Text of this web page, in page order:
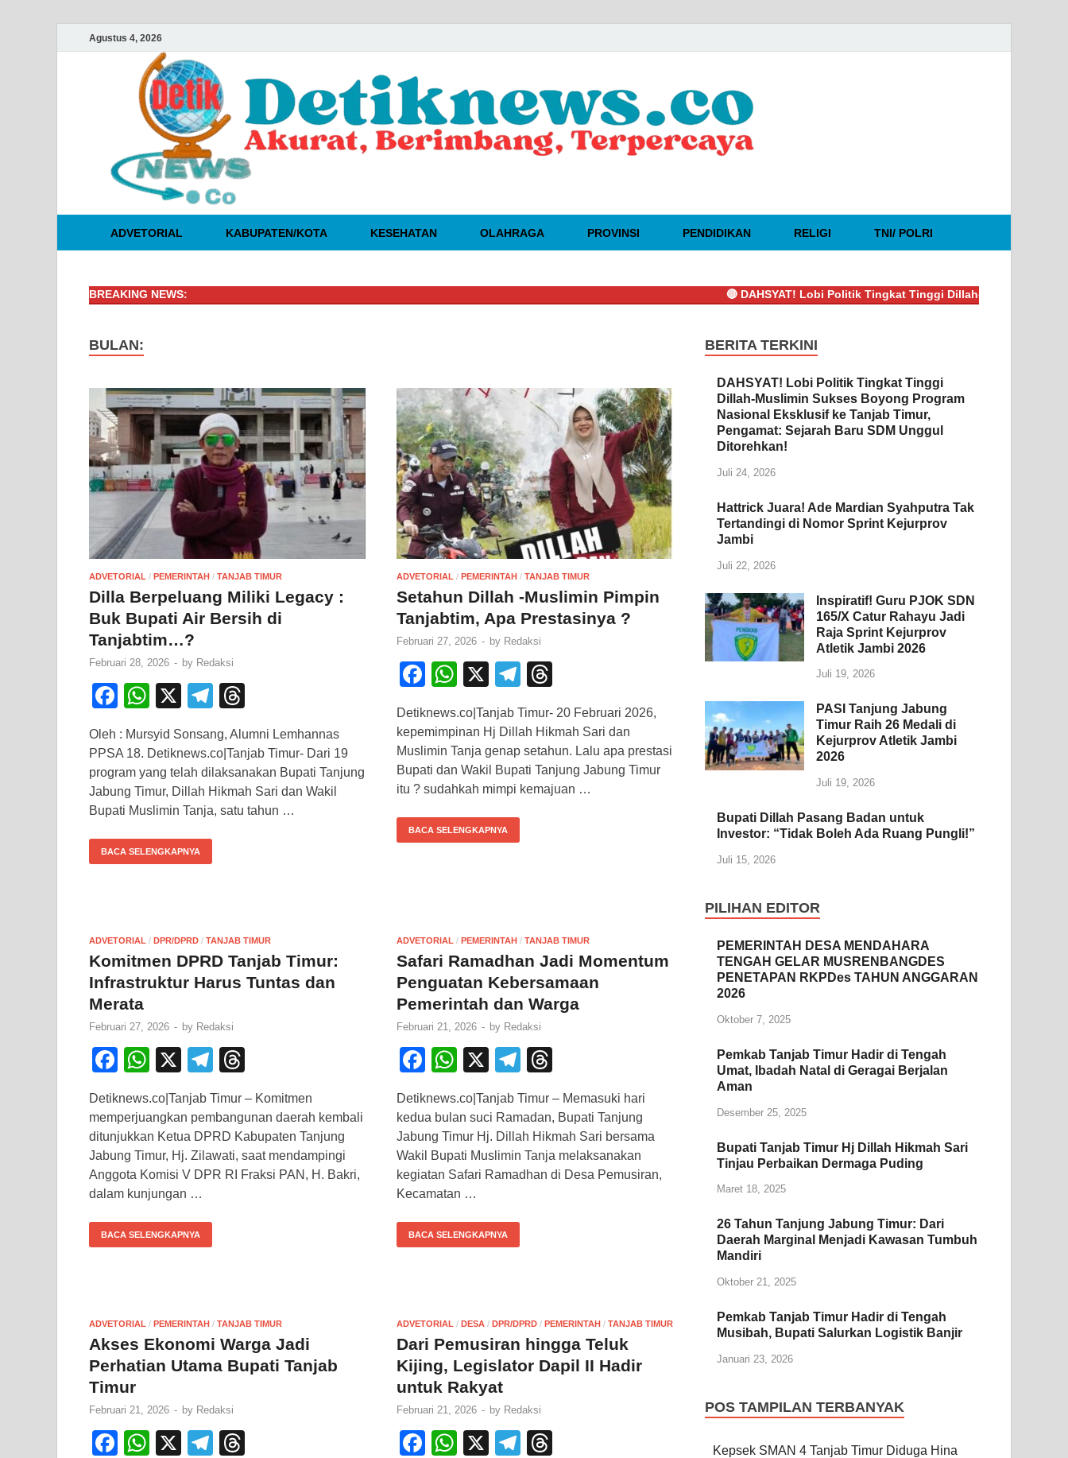
Agustus 4, 2026
ADVETORIAL KABUPATEN/KOTA KESEHATAN OLAHRAGA PROVINSI PENDIDIKAN RELIGI TNI/ POLRI
BREAKING NEWS: DAHSYAT! Lobi Politik Tingkat Tinggi Dillah-Muslimin Sukses
BULAN:
ADVETORIAL / PEMERINTAH / TANJAB TIMUR
Dilla Berpeluang Miliki Legacy :
Buk Bupati Air Bersih di
Tanjabtim…?
Februari 28, 2026 - by Redaksi
F
c
e
b
o
o
k
W
at
s
A
p
p
X
T
e
gr
a
m
e
a
d
s
Oleh : Mursyid Sonsang, Alumni Lemhannas
PPSA 18. Detiknews.co|Tanjab Timur- Dari 19
program yang telah dilaksanakan Bupati Tanjung
Jabung Timur, Dillah Hikmah Sari dan Wakil
Bupati Muslimin Tanja, satu tahun …
BACA SELENGKAPNYA
ADVETORIAL / PEMERINTAH / TANJAB TIMUR
Setahun Dillah -Muslimin Pimpin
Tanjabtim, Apa Prestasinya ?
Februari 27, 2026 - by Redaksi
F
c
e
b
o
o
k
W
at
s
A
p
p
X
T
e
gr
a
m
e
a
d
s
Detiknews.co|Tanjab Timur- 20 Februari 2026,
kepemimpinan Hj Dillah Hikmah Sari dan
Muslimin Tanja genap setahun. Lalu apa prestasi
Bupati dan Wakil Bupati Tanjung Jabung Timur
itu ? sudahkah mimpi kemajuan …
BACA SELENGKAPNYA
ADVETORIAL / DPR/DPRD / TANJAB TIMUR
Komitmen DPRD Tanjab Timur:
Infrastruktur Harus Tuntas dan
Merata
Februari 27, 2026 - by Redaksi
F
c
e
b
o
k
W
at
s
A
p
X
T
e
gr
a
m
e
a
d
s
Detiknews.co|Tanjab Timur – Komitmen
memperjuangkan pembangunan daerah kembali
ditunjukkan Ketua DPRD Kabupaten Tanjung
Jabung Timur, Hj. Zilawati, saat mendampingi
Anggota Komisi V DPR RI Fraksi PAN, H. Bakri,
dalam kunjungan …
BACA SELENGKAPNYA
ADVETORIAL / PEMERINTAH / TANJAB TIMUR
Safari Ramadhan Jadi Momentum
Penguatan Kebersamaan
Pemerintah dan Warga
Februari 21, 2026 - by Redaksi
F
c
e
b
o
k
W
at
s
A
p
X
T
e
gr
a
m
e
a
d
s
Detiknews.co|Tanjab Timur – Memasuki hari
kedua bulan suci Ramadan, Bupati Tanjung
Jabung Timur Hj. Dillah Hikmah Sari bersama
Wakil Bupati Muslimin Tanja melaksanakan
kegiatan Safari Ramadhan di Desa Pemusiran,
Kecamatan …
BACA SELENGKAPNYA
ADVETORIAL / PEMERINTAH / TANJAB TIMUR
Akses Ekonomi Warga Jadi
Perhatian Utama Bupati Tanjab
Timur
Februari 21, 2026 - by Redaksi
F
W
X
T
ADVETORIAL / DESA / DPR/DPRD / PEMERINTAH / TANJAB TIMUR
Dari Pemusiran hingga Teluk
Kijing, Legislator Dapil II Hadir
untuk Rakyat
Februari 21, 2026 - by Redaksi
F
W
X
T
BERITA TERKINI
DAHSYAT! Lobi Politik Tingkat Tinggi
Dillah-Muslimin Sukses Boyong Program
Nasional Eksklusif ke Tanjab Timur,
Pengamat: Sejarah Baru SDM Unggul
Ditorehkan!
Juli 24, 2026
Hattrick Juara! Ade Mardian Syahputra Tak
Tertandingi di Nomor Sprint Kejurprov
Jambi
Juli 22, 2026
Inspiratif! Guru PJOK SDN
165/X Catur Rahayu Jadi
Raja Sprint Kejurprov
Atletik Jambi 2026
Juli 19, 2026
PASI Tanjung Jabung
Timur Raih 26 Medali di
Kejurprov Atletik Jambi
2026
Juli 19, 2026
Bupati Dillah Pasang Badan untuk
Investor: “Tidak Boleh Ada Ruang Pungli!”
Juli 15, 2026
PILIHAN EDITOR
PEMERINTAH DESA MENDAHARA
TENGAH GELAR MUSRENBANGDES
PENETAPAN RKPDes TAHUN ANGGARAN
2026
Oktober 7, 2025
Pemkab Tanjab Timur Hadir di Tengah
Umat, Ibadah Natal di Geragai Berjalan
Aman
Desember 25, 2025
Bupati Tanjab Timur Hj Dillah Hikmah Sari
Tinjau Perbaikan Dermaga Puding
Maret 18, 2025
26 Tahun Tanjung Jabung Timur: Dari
Daerah Marginal Menjadi Kawasan Tumbuh
Mandiri
Oktober 21, 2025
Pemkab Tanjab Timur Hadir di Tengah
Musibah, Bupati Salurkan Logistik Banjir
Januari 23, 2026
POS TAMPILAN TERBANYAK
Kepsek SMAN 4 Tanjab Timur Diduga Hina